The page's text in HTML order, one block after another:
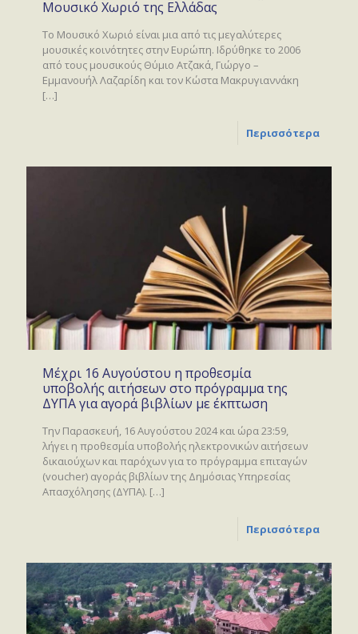
Μουσικό Χωριό της Ελλάδας
Το Μουσικό Χωριό είναι μια από τις μεγαλύτερες
μουσικές κοινότητες στην Ευρώπη. Ιδρύθηκε το 2006
από τους μουσικούς Θύμιο Ατζακά, Γιώργο –
Εμμανουήλ Λαζαρίδη και τον Κώστα Μακρυγιαννάκη
[…]
Περισσότερα
Μέχρι 16 Αυγούστου η προθεσμία
υποβολής αιτήσεων στο πρόγραμμα της
ΔΥΠΑ για αγορά βιβλίων με έκπτωση
Την Παρασκευή, 16 Αυγούστου 2024 και ώρα 23:59,
λήγει η προθεσμία υποβολής ηλεκτρονικών αιτήσεων
δικαιούχων και παρόχων για το πρόγραμμα επιταγών
(voucher) αγοράς βιβλίων της Δημόσιας Υπηρεσίας
Απασχόλησης (ΔΥΠΑ). […]
Περισσότερα